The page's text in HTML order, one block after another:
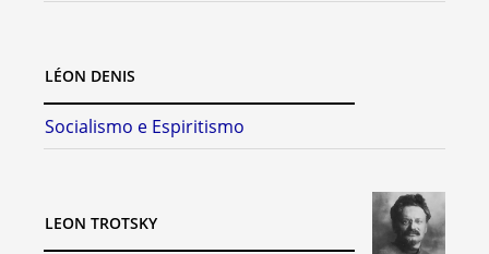
LÉON DENIS
Socialismo e Espiritismo
LEON TROTSKY